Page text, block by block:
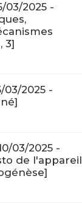
03/2025 -
3]
03/2025 -
03/2025 -
de l'appareil